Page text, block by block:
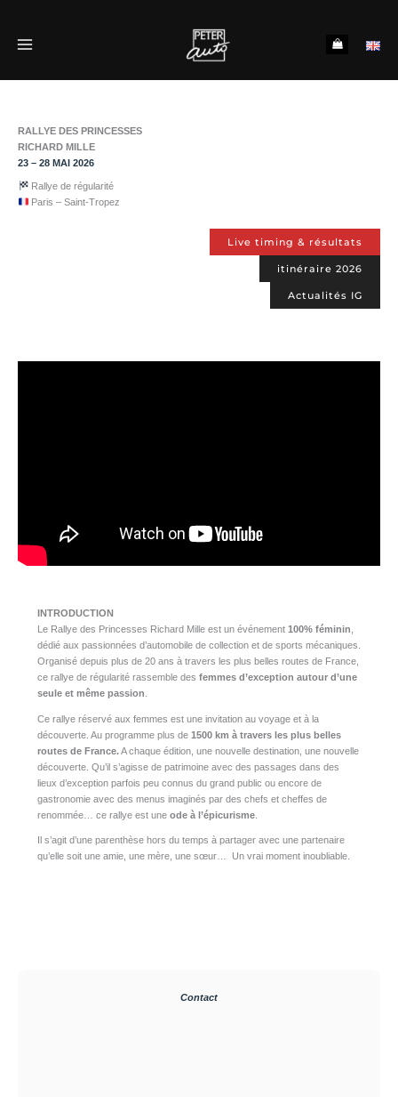
contenu
RALLYE DES PRINCESSES
RICHARD MILLE
23 – 28 MAI 2026
Rallye de régularité
Paris – Saint-Tropez
Live timing & résultats
itinéraire 2026
Actualités IG
INTRODUCTION
Le Rallye des Princesses Richard Mille est un événement 100% féminin
dédié aux passionnées d’automobile de collection et de sports mécaniques.
Organisé depuis plus de 20 ans à travers les plus belles routes de France,
ce rallye de régularité rassemble des femmes d’exception autour d’une
seule et même passion
Ce rallye réservé aux femmes est une invitation au voyage et à la
découverte. Au programme plus de 1500 km à travers les plus belles
routes de France.A chaque édition, une nouvelle destination, une nouvelle
découverte. Qu’il s’agisse de patrimoine avec des passages dans des
lieux d’exception parfois peu connus du grand public ou encore de
gastronomie avec des menus imaginés par des chefs et cheffes de
renommée… ce rallye est une ode à l’épicurisme.
Il s’agit d’une parenthèse hors du temps à partager avec une partenaire
qu’elle soit une amie, une mère, une sœur… Un vrai moment inoubliable.
Contact